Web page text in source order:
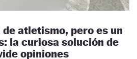
atletismo, pero es un
la curiosa solución de
opiniones